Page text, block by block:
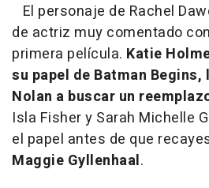
El personaje de Rachel
de actriz muy comentado
primera película. Katie
su papel de Batman
Nolan a buscar un
Isla Fisher y Sarah Michelle
el papel antes de que
Maggie Gyllenhaal.